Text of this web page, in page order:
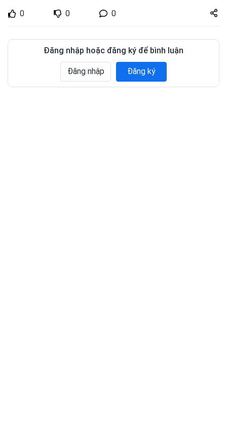
0 0 0
Share
zuto.vn
Đăng nhập hoặc đăng ký để bình luận
Đăng nhập Đăng ký